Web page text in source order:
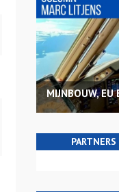
MIJNBOUW, EU